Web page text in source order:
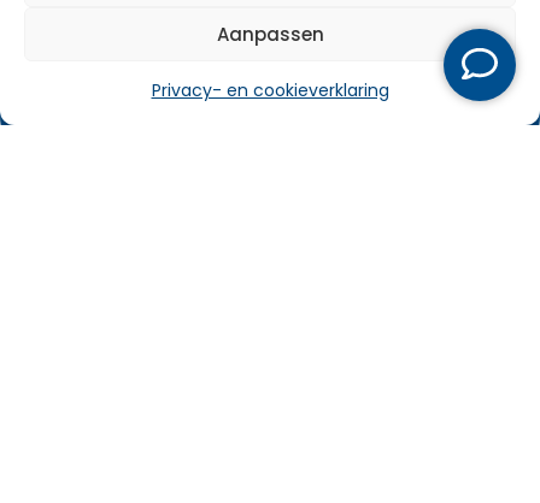
Aanpassen
Privacy- en cookieverklaring
Bel ons direct